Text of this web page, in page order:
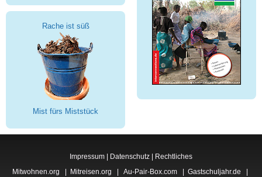
Rache ist süß
Mist fürs Miststück
Impressum | Datenschutz | Rechtliches
Mitwohnen.org
Mitreisen.org Au-Pair-Box.com Gastschuljahr.de